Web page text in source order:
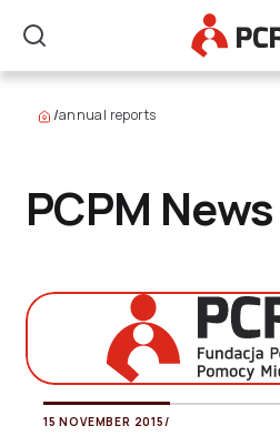
Search
Main Logo
/annual reports
PCPM News
15 NOVEMBER 2015 /